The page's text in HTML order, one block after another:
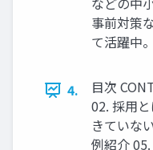
事前対策
て活躍中
4.
目次
02. 採用
きていな
例紹介